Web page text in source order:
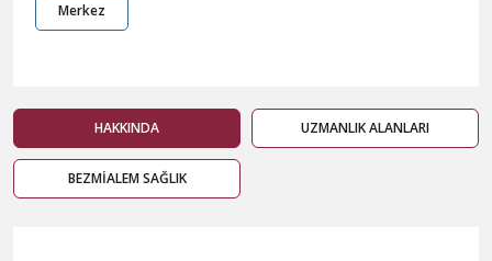
Merkez
HAKKINDA UZMANLIK ALANLARI
BEZMİALEM SAĞLIK